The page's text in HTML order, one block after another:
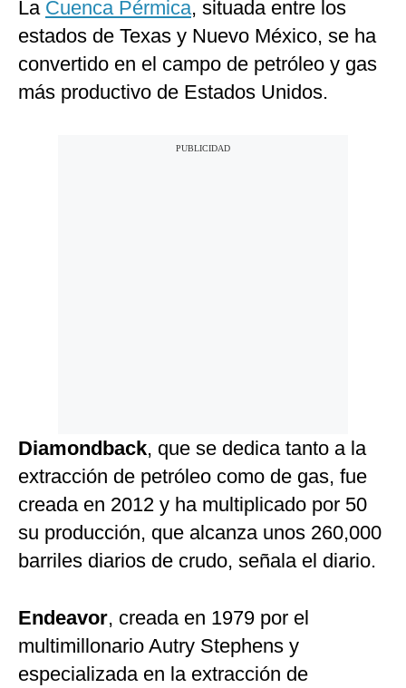
La Cuenca Pérmica, situada entre los
estados de Texas y Nuevo México, se ha
convertido en el campo de petróleo y gas
más productivo de Estados Unidos.
Diamondback, que se dedica tanto a la
extracción de petróleo como de gas, fue
creada en 2012 y ha multiplicado por 50
su producción, que alcanza unos 260,000
barriles diarios de crudo, señala el diario.
Endeavor, creada en 1979 por el
multimillonario Autry Stephens y
especializada en la extracción de